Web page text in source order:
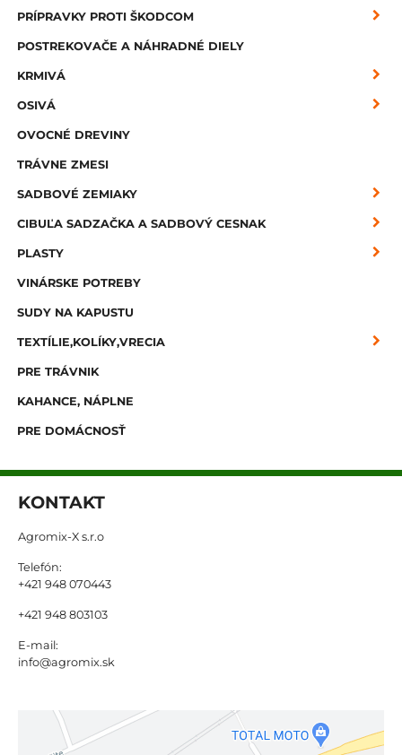
PRÍPRAVKY PROTI ŠKODCOM
POSTREKOVAČE A NÁHRADNÉ DIELY
KRMIVÁ
OSIVÁ
OVOCNÉ DREVINY
TRÁVNE ZMESI
SADBOVÉ ZEMIAKY
CIBUĽA SADZAČKA A SADBOVÝ CESNAK
PLASTY
VINÁRSKE POTREBY
SUDY NA KAPUSTU
TEXTÍLIE,KOLÍKY,VRECIA
PRE TRÁVNIK
KAHANCE, NÁPLNE
PRE DOMÁCNOSŤ
KONTAKT
Agromix-X s.r.o
Telefón:
+421 948 070443
+421 948 803103
E-mail:
info@agromix.sk